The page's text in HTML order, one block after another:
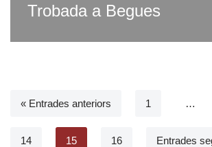
Trobada a Begues
« Entrades anteriors 1 …
14 15 16 Entrades